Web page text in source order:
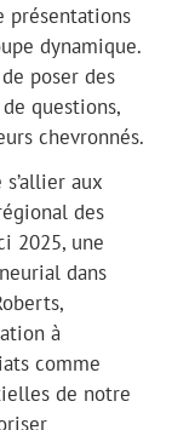
présentations
dynamique.
poser des
questions,
chevronnés.
aux
des
2025, une
dans
à
comme
de notre